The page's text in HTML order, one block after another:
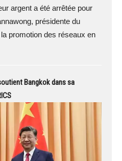
argent a été arrêtée pour
présidente du
promotion des réseaux en
Bangkok dans sa